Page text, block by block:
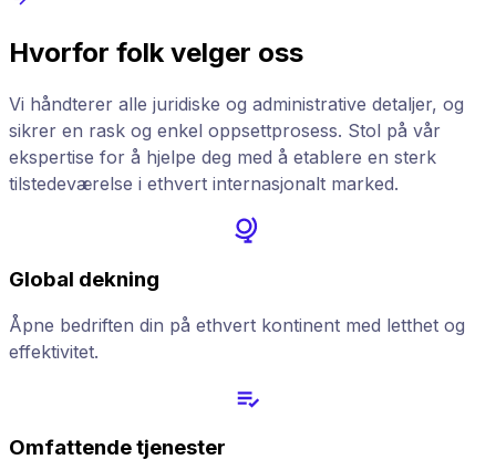
Hvorfor folk velger oss
Vi håndterer alle juridiske og administrative detaljer, og
sikrer en rask og enkel oppsettprosess. Stol på vår
ekspertise for å hjelpe deg med å etablere en sterk
tilstedeværelse i ethvert internasjonalt marked.
Global dekning
Åpne bedriften din på ethvert kontinent med letthet og
effektivitet.
Omfattende tjenester